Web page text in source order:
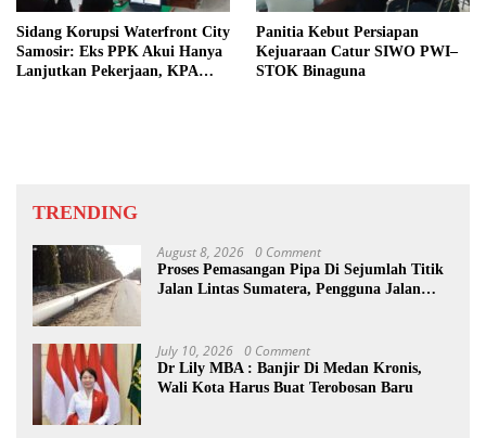
Sidang Korupsi Waterfront City
Samosir: Eks PPK Akui Hanya
Lanjutkan Pekerjaan, KPA
Panitia Kebut Persiapan
Kejuaraan Catur SIWO PWI–
STOK Binaguna
TRENDING
August 8, 2026 0 Comment
Proses Pemasangan Pipa Di Sejumlah Titik
Jalan Lintas Sumatera, Pengguna Jalan
July 10, 2026 0 Comment
Dr Lily MBA : Banjir Di Medan Kronis,
Wali Kota Harus Buat Terobosan Baru